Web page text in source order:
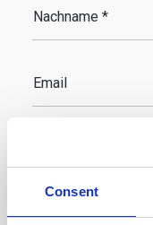
Consent
Nachname *
Email
Nachricht